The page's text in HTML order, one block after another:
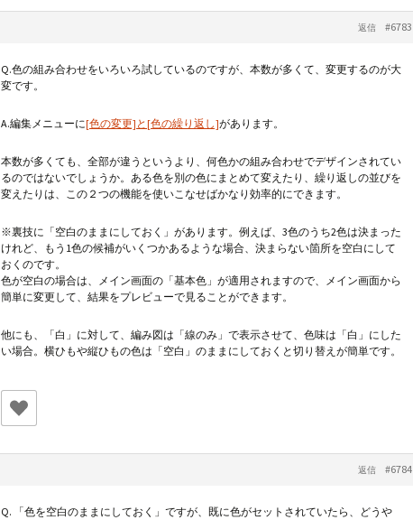
#6783
返信
Q.色の組み合わせをいろいろ試しているのですが、本数が多くて、変更するのが大
変です。
A.編集メニューに[色の変更]と[色の繰り返し]があります。
本数が多くても、全部が違うというより、何色かの組み合わせでデザインされてい
るのではないでしょうか。ある色を別の色にまとめて変えたり、繰り返しの並びを
変えたりは、この２つの機能を使いこなせばかなり効率的にできます。
※裏技に「空白のままにしておく」があります。例えば、3色のうち2色は決まった
けれど、もう1色の候補がいくつかあるような場合、決まらない箇所を空白にして
おくのです。
色が空白の場合は、メイン画面の「基本色」が適用されますので、メイン画面から
簡単に変更して、結果をプレビューで見ることができます。
他にも、「白」に対して、編み図は「線のみ」で表示させて、色味は「白」にした
い場合。横ひもや縦ひもの色は「空白」のままにしておくと切り替えが簡単です。
#6784
返信
Q. 「色を空白のままにしておく」ですが、既に色がセットされていたら、どうや